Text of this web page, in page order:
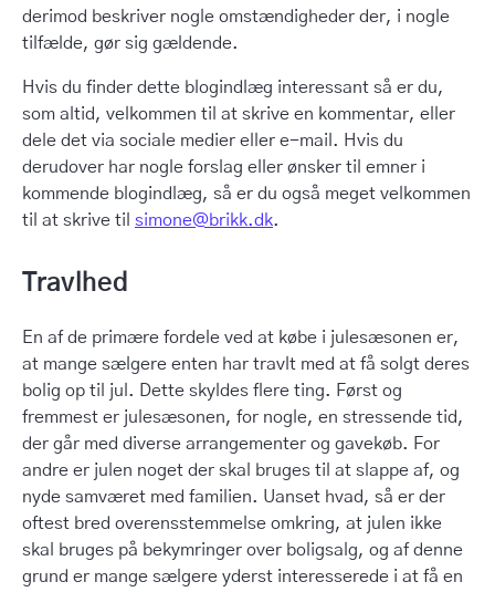
derimod beskriver nogle omstændigheder der, i nogle
tilfælde, gør sig gældende.
Hvis du finder dette blogindlæg interessant så er du,
som altid, velkommen til at skrive en kommentar, eller
dele det via sociale medier eller e-mail. Hvis du
derudover har nogle forslag eller ønsker til emner i
kommende blogindlæg, så er du også meget velkommen
til at skrive til simone@brikk.dk.
Travlhed
En af de primære fordele ved at købe i julesæsonen er,
at mange sælgere enten har travlt med at få solgt deres
bolig op til jul. Dette skyldes flere ting. Først og
fremmest er julesæsonen, for nogle, en stressende tid,
der går med diverse arrangementer og gavekøb. For
andre er julen noget der skal bruges til at slappe af, og
nyde samværet med familien. Uanset hvad, så er der
oftest bred overensstemmelse omkring, at julen ikke
skal bruges på bekymringer over boligsalg, og af denne
grund er mange sælgere yderst interesserede i at få en